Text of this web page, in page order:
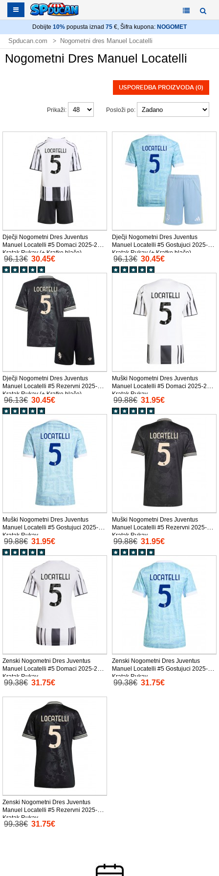
Dobijte 10% popusta iznad 75 €, Šifra kupona: NOGOMET
Spducan.com Nogometni dres Manuel Locatelli
Nogometni Dres Manuel Locatelli
USPOREDBA PROIZVODA (0)
Posloži po:
Prikaži:
Dječji Nogometni Dres Juventus
Manuel Locatelli #5 Domaci 2025-26
Kratak Rukav (+ Kratke hlače)
96.13€ 30.45€
Dječji Nogometni Dres Juventus
Manuel Locatelli #5 Gostujuci 2025-26
Kratak Rukav (+ Kratke hlače)
96.13€ 30.45€
Dječji Nogometni Dres Juventus
Manuel Locatelli #5 Rezervni 2025-26
Kratak Rukav (+ Kratke hlače)
96.13€ 30.45€
Muški Nogometni Dres Juventus
Manuel Locatelli #5 Domaci 2025-26
Kratak Rukav
99.88€ 31.95€
Muški Nogometni Dres Juventus
Manuel Locatelli #5 Gostujuci 2025-26
Kratak Rukav
99.88€ 31.95€
Muški Nogometni Dres Juventus
Manuel Locatelli #5 Rezervni 2025-26
Kratak Rukav
99.88€ 31.95€
Zenski Nogometni Dres Juventus
Manuel Locatelli #5 Domaci 2025-26
Kratak Rukav
99.38€ 31.75€
Zenski Nogometni Dres Juventus
Manuel Locatelli #5 Gostujuci 2025-26
Kratak Rukav
99.38€ 31.75€
Zenski Nogometni Dres Juventus
Manuel Locatelli #5 Rezervni 2025-26
Kratak Rukav
99.38€ 31.75€